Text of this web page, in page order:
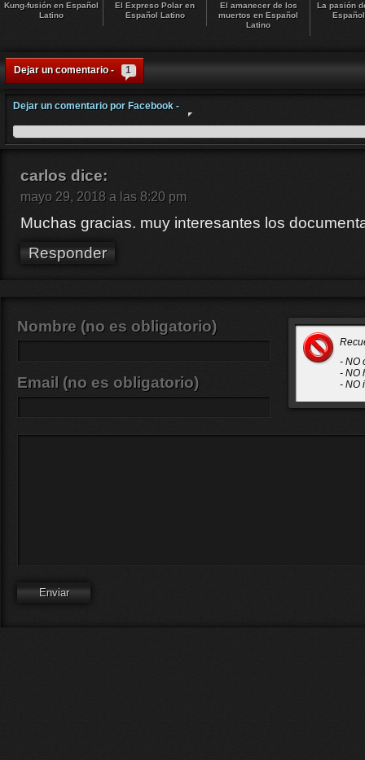
Kung-fusión en Español
Latino
El Expreso Polar en
Español Latino
El amanecer de los
muertos en Español
Latino
La pasión
Dejar un comentario - 1
Dejar un comentario por Facebook -
carlos dice:
mayo 29, 2018 a las 8:20 pm
Muchas gracias. muy interesantes los
Responder
- NO
- NO
- NO
Nombre (no es obligatorio)
Email (no es obligatorio)